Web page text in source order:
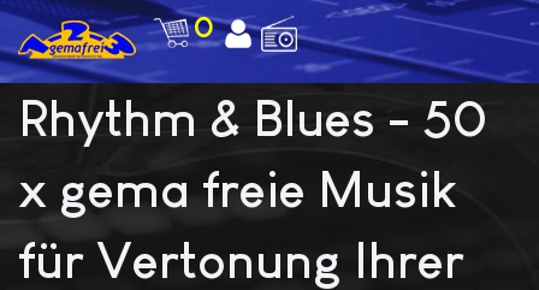
0
Rhythm & Blues - 50
x gema freie Musik
für Vertonung Ihrer